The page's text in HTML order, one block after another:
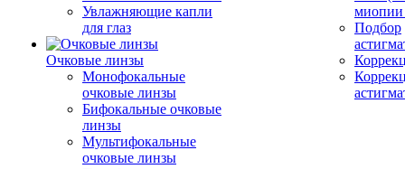
Увлажняющие капли
для глаз
Очковые линзы
Монофокальные
очковые линзы
Бифокальные очковые
линзы
Мультифокальные
очковые линзы
миопии
Подбор